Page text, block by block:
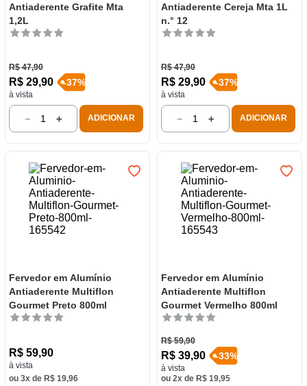
Antiaderente Grafite Mta
1,2L
R$ 47,90
R$ 29,90
à vista
-37%
＋
－ ADICIONAR
Antiaderente Cereja Mta 1L
n.° 12
R$ 47,90
R$ 29,90
à vista
-37%
＋
－ ADICIONAR
Fervedor em Alumínio
Antiaderente Multiflon
Gourmet Preto 800ml
R$ 59,90
à vista
ou 3x de R$ 19,96
Fervedor em Alumínio
Antiaderente Multiflon
Gourmet Vermelho 800ml
R$ 59,90
R$ 39,90
à vista
-33%
ou 2x de R$ 19,95